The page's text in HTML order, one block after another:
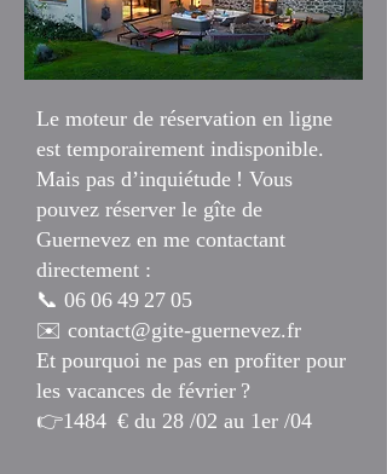
Le moteur de réservation en ligne
est temporairement indisponible.
Mais pas d’inquiétude ! Vous
pouvez réserver le gîte de
Guernevez en me contactant
directement :
📞 06 06 49 27 05
✉️ contact@gite-guernevez.fr
Et pourquoi ne pas en profiter pour
les vacances de février ?
👉1484 € du 28 /02 au 1er /04